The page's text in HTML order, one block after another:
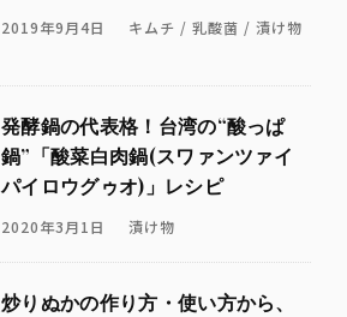
2019年9月4日 キムチ / 乳酸菌 / 漬け物
発酵鍋の代表格！台湾の“酸っぱ
鍋”「酸菜白肉鍋(スワァンツァイ
パイロウグゥオ)」レシピ
2020年3月1日 漬け物
炒りぬかの作り方・使い方から、